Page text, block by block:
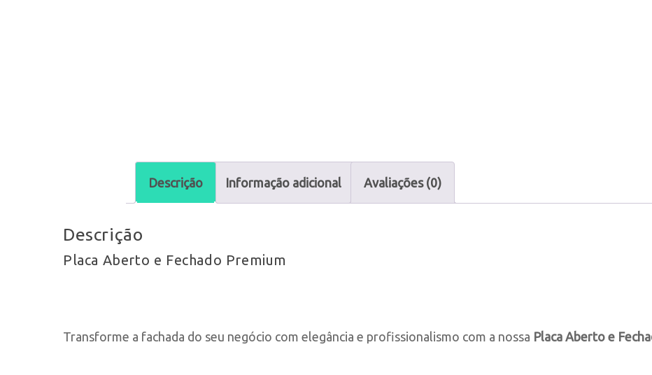
Descrição Informação adicional Avaliações (0)
Descrição
Placa Aberto e Fechado Premium
Transforme a fachada do seu negócio com elegância e profissionalismo com a nossa Placa Aberto e